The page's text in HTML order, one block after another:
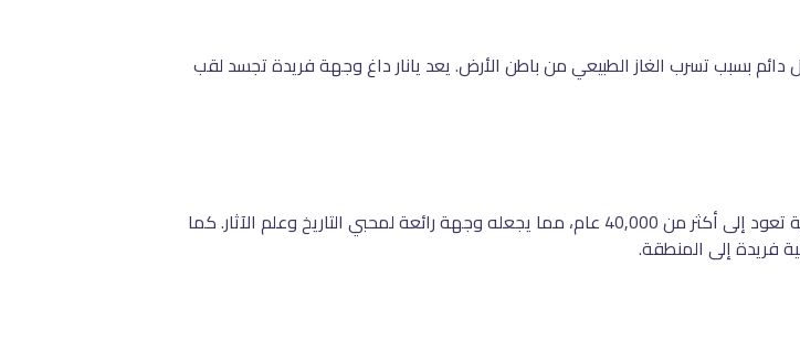
بسبب تسرب الغاز الطبيعي من باطن الأرض. يعد يانار داغ وجهة فريدة تجسد لقب
يعتبر موقع جوبوستان من أبرز المواقع الأثرية في أذربيجان، حيث يضم نقوشًا صخرية تعود إلى أكثر من 40,000 عام، مما يجعله وجهة رائعة لمحبي التاريخ وعلم الآثار. كما
فريدة إلى المنطقة.